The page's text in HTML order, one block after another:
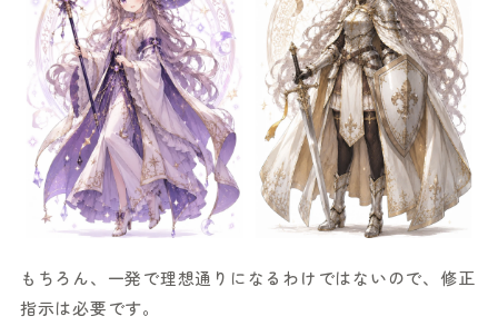
もちろん、一発で理想通りになるわけではないので、修正
指示は必要です。